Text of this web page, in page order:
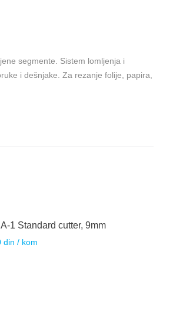
segmente. Sistem lomljenja i
i dešnjake. Za rezanje folije, papira,
1 Standard cutter, 9mm
din / kom